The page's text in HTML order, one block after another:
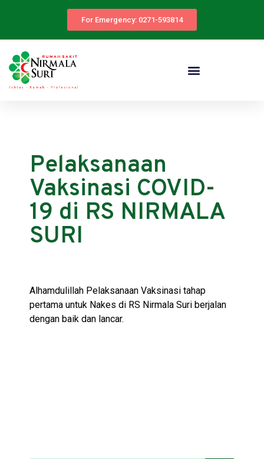
For Emergency: 0271-593814
Pelaksanaan
Vaksinasi COVID-
19 di RS NIRMALA
SURI
Alhamdulillah Pelaksanaan Vaksinasi tahap
pertama untuk Nakes di RS Nirmala Suri berjalan
dengan baik dan lancar.